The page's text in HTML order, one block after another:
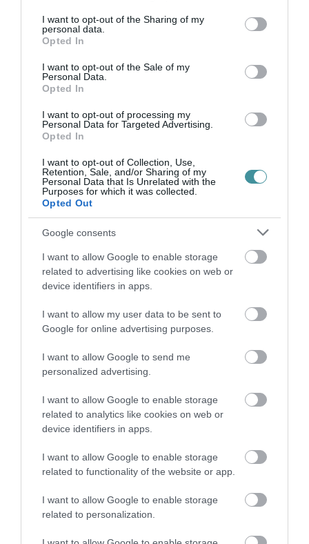
not limited to your visit or usage behaviour. You may click to
grant or deny consent to Google and its third-party tags to
use your data for below specified purposes in below Google
consent section.
I want to opt-out of the Sharing of my
personal data.
Opted In
I want to opt-out of the Sale of my
Personal Data.
Opted In
I want to opt-out of processing my
Personal Data for Targeted Advertising.
Opted In
I want to opt-out of Collection, Use,
Retention, Sale, and/or Sharing of my
Personal Data that Is Unrelated with the
Purposes for which it was collected.
Opted Out
Google consents
I want to allow Google to enable storage
related to advertising like cookies on web or
device identifiers in apps.
I want to allow my user data to be sent to
Google for online advertising purposes.
I want to allow Google to send me
personalized advertising.
I want to allow Google to enable storage
related to analytics like cookies on web or
device identifiers in apps.
I want to allow Google to enable storage
related to functionality of the website or app.
I want to allow Google to enable storage
related to personalization.
MAGYAR PÉTER: KIÍRJÁK AZ ELSŐ
SZÉLERŐMŰVI PÁLYÁZATOKAT, M...
DÉDESTAPOLCSÁNYNÁL, KILENCÓRÁS
KÜZDELE...
KATONAI HELIKOPTEREK SEGÍTIK AZ
OLTÁST A DÉDESTAPOLCSÁNYI...
2026. augusztus 05|
VISSZATÉR EGER BELVÁROSÁNAK
2026. augusztus 05|Programok
„A NER-FELESÉGEK GYEREKKEL
2026. augusztus 05|Mindenki ügye
2026. augusztus 05 Vélemény
ÉJSZAKAI PERMETEZÉS KEZDŐDIK
EGERBEN A VADGESZTENYE- ÉS P...
2026. augusztus 05|Eger ügye
KAPITÁNY: STABIL MARADT AZ ORSZÁG
ELLÁTÁSA, A TAKARÉKOSSÁ...
2026. augusztus 05| Mindenki ügye
KÖZMÉDIÁSOK ÉVEKIG GYŰJTÖTTÉK A
2026. augusztus 05|Mindenki ügye